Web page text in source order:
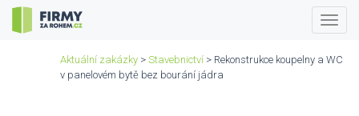
Aktuální zakázky > Stavebnictví > Rekonstrukce koupelny a WC
v panelovém bytě bez bourání jádra